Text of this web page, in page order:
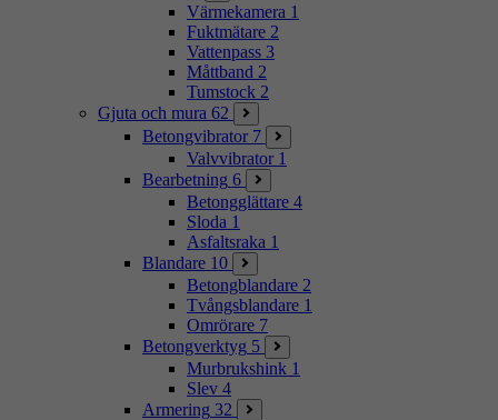
Värmekamera 1
Fuktmätare 2
Vattenpass 3
Måttband 2
Tumstock 2
Gjuta och mura 62
Betongvibrator 7
Valvvibrator 1
Bearbetning 6
Betongglättare 4
Sloda 1
Asfaltsraka 1
Blandare 10
Betongblandare 2
Tvångsblandare 1
Omrörare 7
Betongverktyg 5
Murbrukshink 1
Slev 4
Armering 32